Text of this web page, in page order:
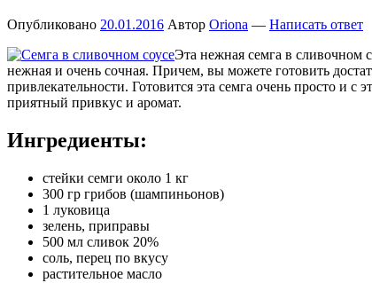
Опубликовано 20.01.2016 Автор Oriona — Написать ответ
Эта нежная семга в сливочном
нежная и очень сочная. Причем, вы можете готовить
привлекательности. Готовится эта семга очень просто и
приятный привкус и аромат.
Ингредиенты:
стейки семги около 1 кг
300 гр грибов (шампиньонов)
1 луковица
зелень, приправы
500 мл сливок 20%
соль, перец по вкусу
растительное масло